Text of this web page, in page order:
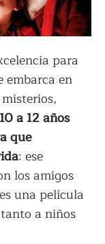
para
embarca en
a 12 años
que
: ese
los amigos
una película
a niños